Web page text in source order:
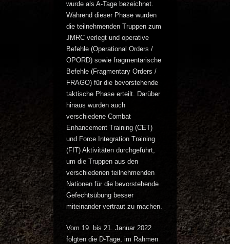
wurde als A-Tage bezeichnet.
Während dieser Phase wurden
die teilnehmenden Truppen zum
JMRC verlegt und operative
Befehle (Operational Orders /
OPORD) sowie fragmentarische
Befehle (Fragmentary Orders /
FRAGO) für die bevorstehende
taktische Phase erteilt. Darüber
hinaus wurden auch
verschiedene Combat
Enhancement Training (CET)
und Force Integration Training
(FIT) Aktivitäten durchgeführt,
um die Truppen aus den
verschiedenen teilnehmenden
Nationen für die bevorstehende
Gefechtsübung besser
miteinander vertraut zu machen.
Vom 19. bis 21. Januar 2022
folgten die D-Tage, im Rahmen